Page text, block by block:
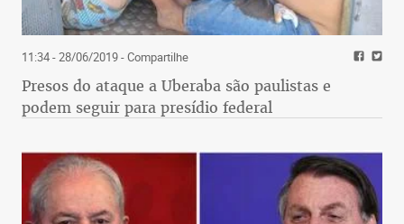
11:34 - 28/06/2019- Compartilhe
Presos do ataque a Uberaba são paulistas e
podem seguir para presídio federal